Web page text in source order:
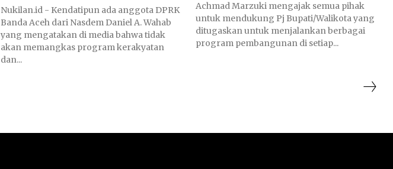
Nukilan.id - Kendatipun ada anggota DPRK
Banda Aceh dari Nasdem Daniel A. Wahab
yang mengatakan di media bahwa tidak
akan memangkas program kerakyatan
dan...
Achmad Marzuki mengajak semua pihak
untuk mendukung Pj Bupati/Walikota yang
ditugaskan untuk menjalankan berbagai
program pembangunan di setiap...